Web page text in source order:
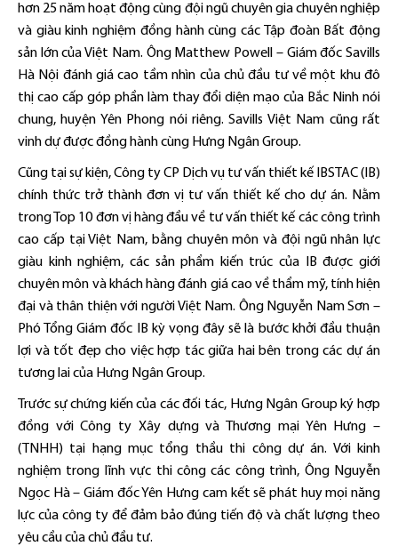
hơn 25 năm hoạt động cùng đội ngũ chuyên gia chuyên nghiệp
và giàu kinh nghiệm đồng hành cùng các Tập đoàn Bất động
sản lớn của Việt Nam. Ông Matthew Powell – Giám đốc Savills
Hà Nội đánh giá cao tầm nhìn của chủ đầu tư về một khu đô
thị cao cấp góp phần làm thay đổi diện mạo của Bắc Ninh nói
chung, huyện Yên Phong nói riêng. Savills Việt Nam cũng rất
vinh dự được đồng hành cùng Hưng Ngân Group.
Cũng tại sự kiện, Công ty CP Dịch vụ tư vấn thiết kế IBSTAC (IB)
chính thức trở thành đơn vị tư vấn thiết kế cho dự án. Nằm
trong Top 10 đơn vị hàng đầu về tư vấn thiết kế các công trình
cao cấp tại Việt Nam, bằng chuyên môn và đội ngũ nhân lực
giàu kinh nghiệm, các sản phẩm kiến trúc của IB được giới
chuyên môn và khách hàng đánh giá cao về thẩm mỹ, tính hiện
đại và thân thiện với người Việt Nam. Ông Nguyễn Nam Sơn –
Phó Tổng Giám đốc IB kỳ vọng đây sẽ là bước khởi đầu thuận
lợi và tốt đẹp cho việc hợp tác giữa hai bên trong các dự án
tương lai của Hưng Ngân Group.
Trước sự chứng kiến của các đối tác, Hưng Ngân Group ký hợp
đồng với Công ty Xây dựng và Thương mại Yên Hưng –
(TNHH) tại hạng mục tổng thầu thi công dự án. Với kinh
nghiệm trong lĩnh vực thi công các công trình, Ông Nguyễn
Ngọc Hà – Giám đốc Yên Hưng cam kết sẽ phát huy mọi năng
lực của công ty để đảm bảo đúng tiến độ và chất lượng theo
yêu cầu của chủ đầu tư.